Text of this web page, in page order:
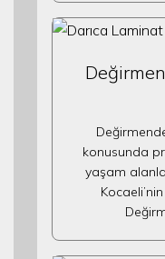
konusunda
yaşam